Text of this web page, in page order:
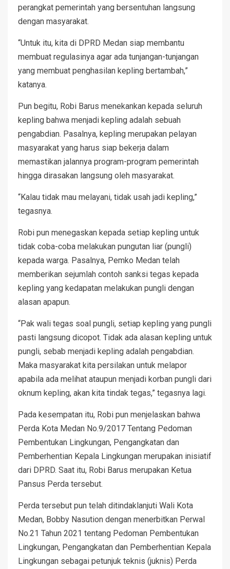
perangkat pemerintah yang bersentuhan langsung
dengan masyarakat.
“Untuk itu, kita di DPRD Medan siap membantu
membuat regulasinya agar ada tunjangan-tunjangan
yang membuat penghasilan kepling bertambah,”
katanya.
Pun begitu, Robi Barus menekankan kepada seluruh
kepling bahwa menjadi kepling adalah sebuah
pengabdian. Pasalnya, kepling merupakan pelayan
masyarakat yang harus siap bekerja dalam
memastikan jalannya program-program pemerintah
hingga dirasakan langsung oleh masyarakat.
“Kalau tidak mau melayani, tidak usah jadi kepling,”
tegasnya.
Robi pun menegaskan kepada setiap kepling untuk
tidak coba-coba melakukan pungutan liar (pungli)
kepada warga. Pasalnya, Pemko Medan telah
memberikan sejumlah contoh sanksi tegas kepada
kepling yang kedapatan melakukan pungli dengan
alasan apapun.
“Pak wali tegas soal pungli, setiap kepling yang pungli
pasti langsung dicopot. Tidak ada alasan kepling untuk
pungli, sebab menjadi kepling adalah pengabdian.
Maka masyarakat kita persilakan untuk melapor
apabila ada melihat ataupun menjadi korban pungli dari
oknum kepling, akan kita tindak tegas,” tegasnya lagi.
Pada kesempatan itu, Robi pun menjelaskan bahwa
Perda Kota Medan No.9/2017 Tentang Pedoman
Pembentukan Lingkungan, Pengangkatan dan
Pemberhentian Kepala Lingkungan merupakan inisiatif
dari DPRD. Saat itu, Robi Barus merupakan Ketua
Pansus Perda tersebut.
Perda tersebut pun telah ditindaklanjuti Wali Kota
Medan, Bobby Nasution dengan menerbitkan Perwal
No.21 Tahun 2021 tentang Pedoman Pembentukan
Lingkungan, Pengangkatan dan Pemberhentian Kepala
Lingkungan sebagai petunjuk teknis (juknis) Perda